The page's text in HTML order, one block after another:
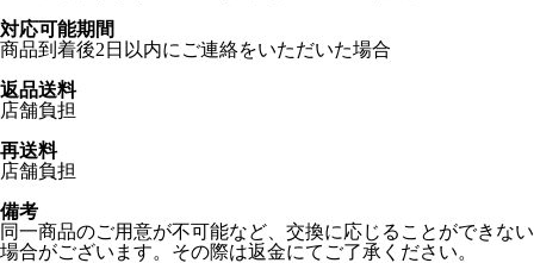
対応可能期間
商品到着後2日以内にご連絡をいただいた場合
返品送料
店舗負担
再送料
店舗負担
備考
同一商品のご用意が不可能など、交換に応じることができない
場合がございます。その際は返金にてご了承ください。